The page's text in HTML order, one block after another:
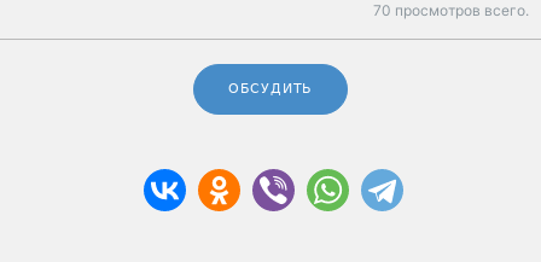
70 просмотров всего.
ОБСУДИТЬ